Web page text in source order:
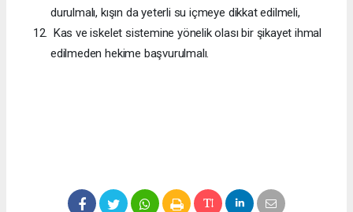
durulmalı, kışın da yeterli su içmeye dikkat edilmeli,
Kas ve iskelet sistemine yönelik olası bir şikayet ihmal
edilmeden hekime başvurulmalı.